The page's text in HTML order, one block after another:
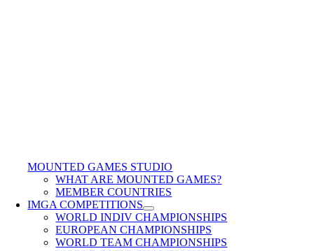
MOUNTED GAMES STUDIO
WHAT ARE MOUNTED GAMES?
MEMBER COUNTRIES
IMGA COMPETITIONS
WORLD INDIV CHAMPIONSHIPS
EUROPEAN CHAMPIONSHIPS
WORLD TEAM CHAMPIONSHIPS